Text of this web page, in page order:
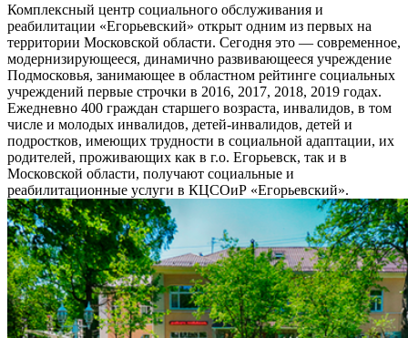
Комплексный центр социального обслуживания и
реабилитации «Егорьевский» открыт одним из первых на
территории Московской области. Сегодня это — современное,
модернизирующееся, динамично развивающееся учреждение
Подмосковья, занимающее в областном рейтинге социальных
учреждений первые строчки в 2016, 2017, 2018, 2019 годах.
Ежедневно 400 граждан старшего возраста, инвалидов, в том
числе и молодых инвалидов, детей-инвалидов, детей и
подростков, имеющих трудности в социальной адаптации, их
родителей, проживающих как в г.о. Егорьевск, так и в
Московской области, получают социальные и
реабилитационные услуги в КЦСОиР «Егорьевский».